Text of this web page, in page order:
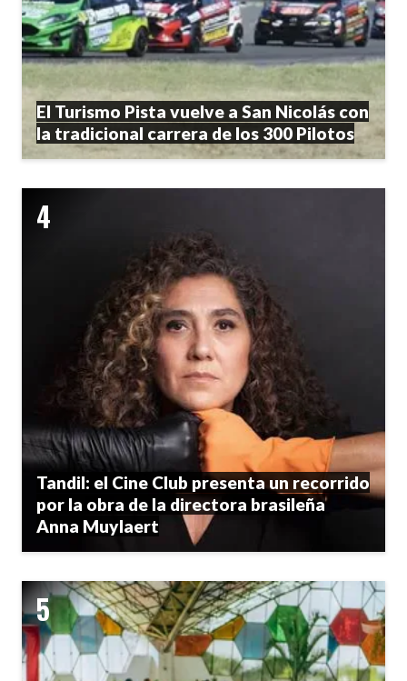
El Turismo Pista vuelve a San Nicolás con
la tradicional carrera de los 300 Pilotos
Tandil: el Cine Club presenta un recorrido
por la obra de la directora brasileña
Anna Muylaert